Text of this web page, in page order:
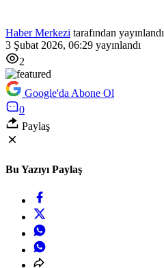
Haber Merkezi tarafından yayınlandı
3 Şubat 2026, 06:29 yayınlandı
2
Google'da Abone Ol
0
Paylaş
Bu Yazıyı Paylaş